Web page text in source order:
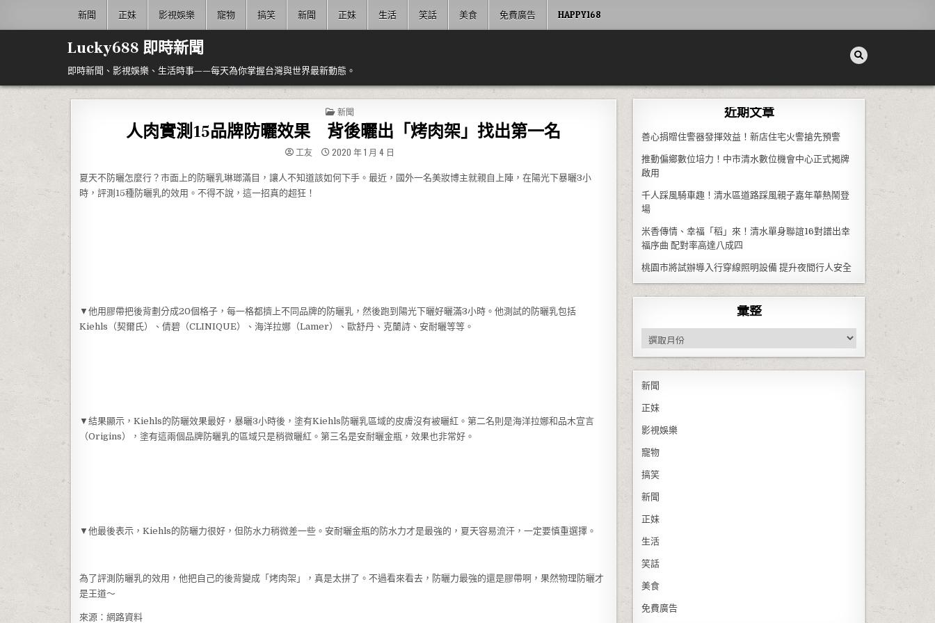
新聞 正妹 影視娛樂 寵物 搞笑 新聞 正妹 生活 笑話 美食 免費廣告 HAPPY168
Lucky688 即時新聞
即時新聞、影視娛樂、生活時事——每天為你掌握台灣與世界最新動態。
POSTED IN
新聞
人肉實測15品牌防曬效果 背後曬出「烤肉架」找出第一名
工友 2020 年 1 月 4 日
夏天不防曬怎麼行？市面上的防曬乳琳瑯滿目，讓人不知道該如何下手。最近，國外一名美妝博主就親自上陣，在陽光下暴曬3小
時，評測15種防曬乳的效用。不得不說，這一招真的超狂！
▼他用膠帶把後背劃分成20個格子，每一格都擠上不同品牌的防曬乳，然後跑到陽光下曬好曬滿3小時。他測試的防曬乳包括
Kiehls（契爾氏）、倩碧（CLINIQUE）、海洋拉娜（Lamer）、歐舒丹、克蘭詩、安耐曬等等。
▼結果顯示，Kiehls的防曬效果最好，暴曬3小時後，塗有Kiehls防曬乳區域的皮膚沒有被曬紅。第二名則是海洋拉娜和品木宣言
（Origins），塗有這兩個品牌防曬乳的區域只是稍微曬紅。第三名是安耐曬金瓶，效果也非常好。
▼他最後表示，Kiehls的防曬力很好，但防水力稍微差一些。安耐曬金瓶的防水力才是最強的，夏天容易流汗，一定要慎重選擇。
為了評測防曬乳的效用，他把自己的後背變成「烤肉架」，真是太拼了。不過看來看去，防曬力最強的還是膠帶啊，果然物理防曬才
是王道～
來源：網路資料
近期文章
善心捐贈住警器發揮效益！新店住宅火警搶先預警
推動偏鄉數位培力！中市清水數位機會中心正式揭牌
啟用
千人踩風騎車趣！清水區道路踩風親子嘉年華熱鬧登
場
米香傳情、幸福「稻」來！清水單身聯誼16對譜出幸
福序曲 配對率高達八成四
桃園市將試辦導入行穿線照明設備 提升夜間行人安全
彙整
彙整
新聞
正妹
影視娛樂
寵物
搞笑
新聞
正妹
生活
笑話
美食
免費廣告